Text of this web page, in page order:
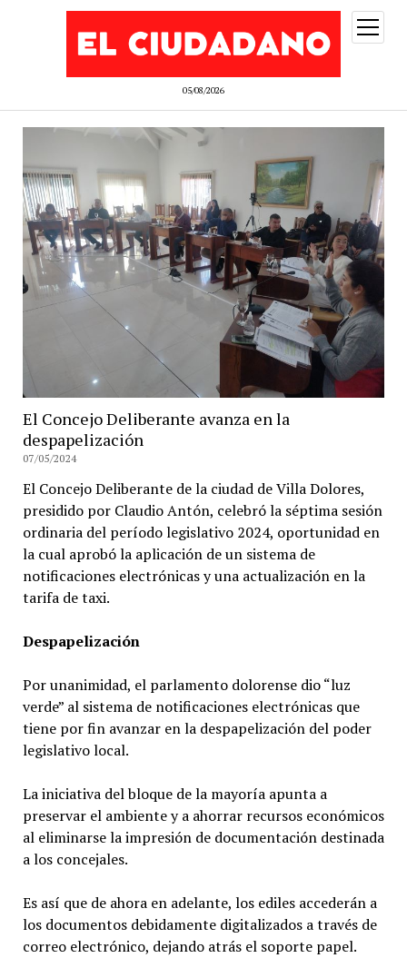
05/08/2026
abrir
menú
El Concejo Deliberante avanza en la
despapelización
07/05/2024
El Concejo Deliberante de la ciudad de Villa Dolores,
presidido por Claudio Antón, celebró la séptima sesión
ordinaria del período legislativo 2024, oportunidad en
la cual aprobó la aplicación de un sistema de
notificaciones electrónicas y una actualización en la
tarifa de taxi.
Despapelización
Por unanimidad, el parlamento dolorense dio “luz
verde” al sistema de notificaciones electrónicas que
tiene por fin avanzar en la despapelización del poder
legislativo local.
La iniciativa del bloque de la mayoría apunta a
preservar el ambiente y a ahorrar recursos económicos
al eliminarse la impresión de documentación destinada
a los concejales.
Es así que de ahora en adelante, los ediles accederán a
los documentos debidamente digitalizados a través de
correo electrónico, dejando atrás el soporte papel.